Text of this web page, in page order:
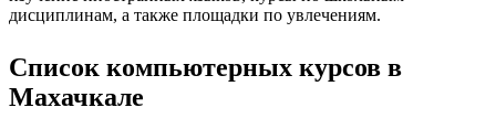
дисциплинам, а также площадки по увлечениям.
Список компьютерных курсов в
Махачкале